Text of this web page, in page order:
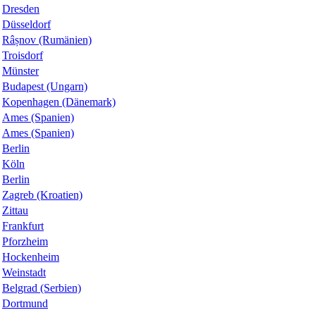
Dresden
Düsseldorf
Râșnov (Rumänien)
Troisdorf
Münster
Budapest (Ungarn)
Kopenhagen (Dänemark)
Ames (Spanien)
Ames (Spanien)
Berlin
Köln
Berlin
Zagreb (Kroatien)
Zittau
Frankfurt
Pforzheim
Hockenheim
Weinstadt
Belgrad (Serbien)
Dortmund